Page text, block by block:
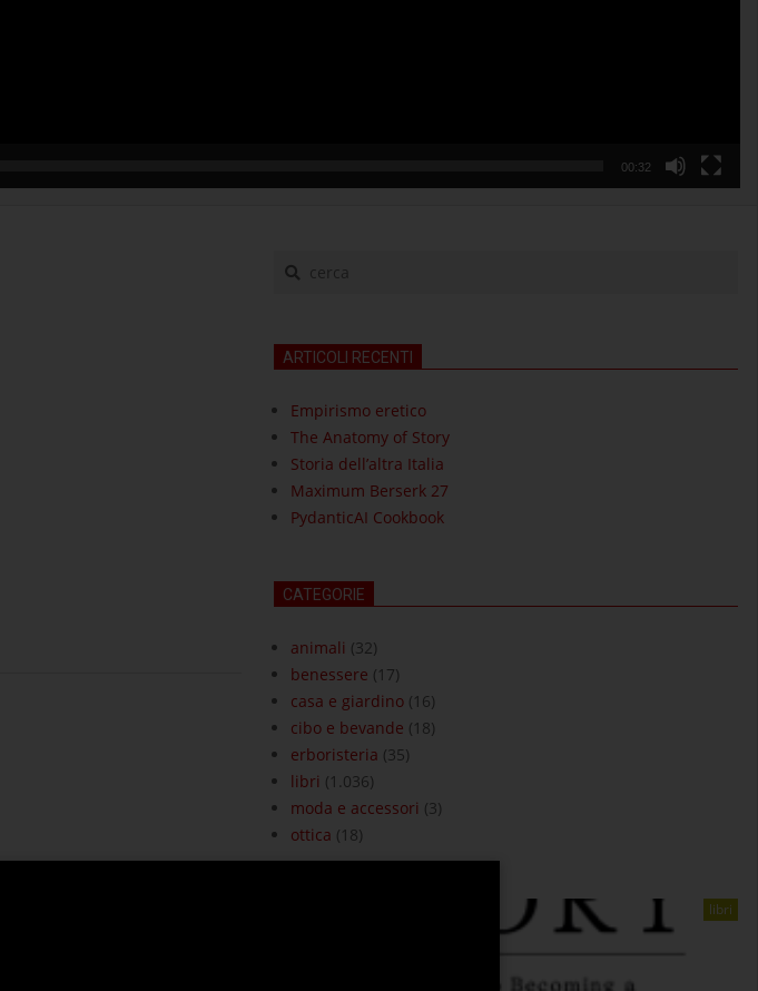
00:32
cerca
ARTICOLI RECENTI
Empirismo eretico
The Anatomy of Story
Storia dell’altra Italia
Maximum Berserk 27
PydanticAI Cookbook
CATEGORIE
animali (32)
benessere (17)
casa e giardino(16)
cibo e bevande (18)
erboristeria (35)
libri (1.036)
moda e accessori (3)
ottica (18)
libri